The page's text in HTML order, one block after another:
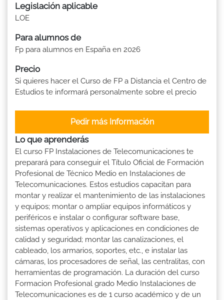
Legislación aplicable
LOE
Para alumnos de
Fp para alumnos en España en 2026
Precio
Si quieres hacer el Curso de FP a Distancia el Centro de
Estudios te informará personalmente sobre el precio
Pedir más Información
Lo que aprenderás
El curso FP Instalaciones de Telecomunicaciones te
preparará para conseguir el Título Oficial de Formación
Profesional de Técnico Medio en Instalaciones de
Telecomunicaciones. Estos estudios capacitan para
montar y realizar el mantenimiento de las instalaciones
y equipos; montar o ampliar equipos informáticos y
periféricos e instalar o configurar software base,
sistemas operativos y aplicaciones en condiciones de
calidad y seguridad; montar las canalizaciones, el
cableado, los armarios, soportes, etc., e instalar las
cámaras, los procesadores de señal, las centralitas, con
herramientas de programación. La duración del curso
Formacion Profesional grado Medio Instalaciones de
Telecomunicaciones es de 1 curso académico y de un